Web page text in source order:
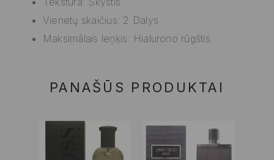
Vienetų skaičius: 2 Dalys
Maksimālais leņķis: Hialurono rūgštis
PANAŠŪS PRODUKTAI